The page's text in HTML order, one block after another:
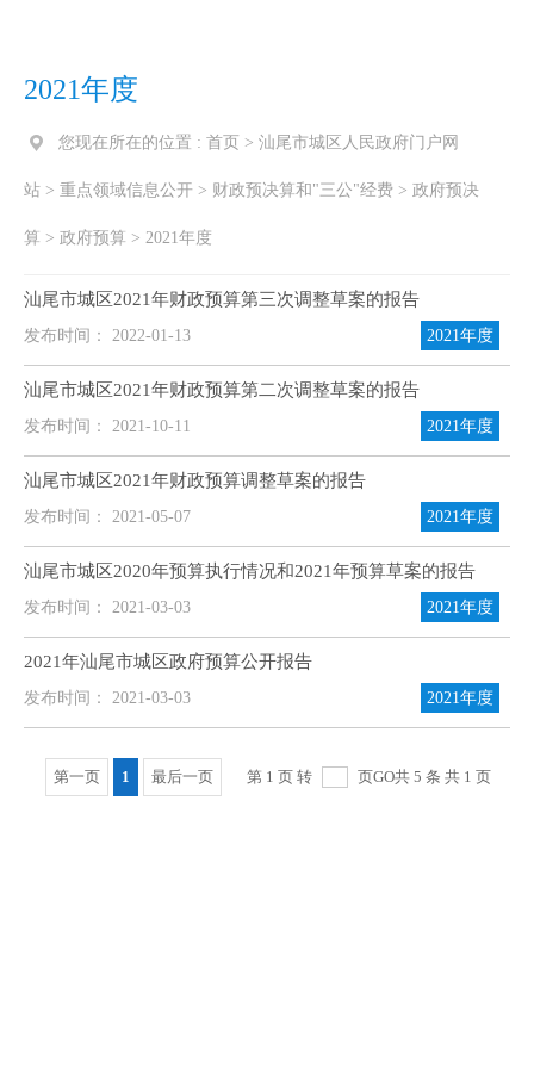
2021年度
您现在所在的位置 : 首页 > 汕尾市城区人民政府门户网
站 > 重点领域信息公开 > 财政预决算和"三公"经费 > 政府预决
算 > 政府预算 > 2021年度
汕尾市城区2021年财政预算第三次调整草案的报告
发布时间： 2022-01-13 2021年度
汕尾市城区2021年财政预算第二次调整草案的报告
发布时间： 2021-10-11 2021年度
汕尾市城区2021年财政预算调整草案的报告
发布时间： 2021-05-07 2021年度
汕尾市城区2020年预算执行情况和2021年预算草案的报告
发布时间： 2021-03-03 2021年度
2021年汕尾市城区政府预算公开报告
发布时间： 2021-03-03 2021年度
第一页 1 最后一页 第 1 页 转 页GO共 5 条 共 1 页